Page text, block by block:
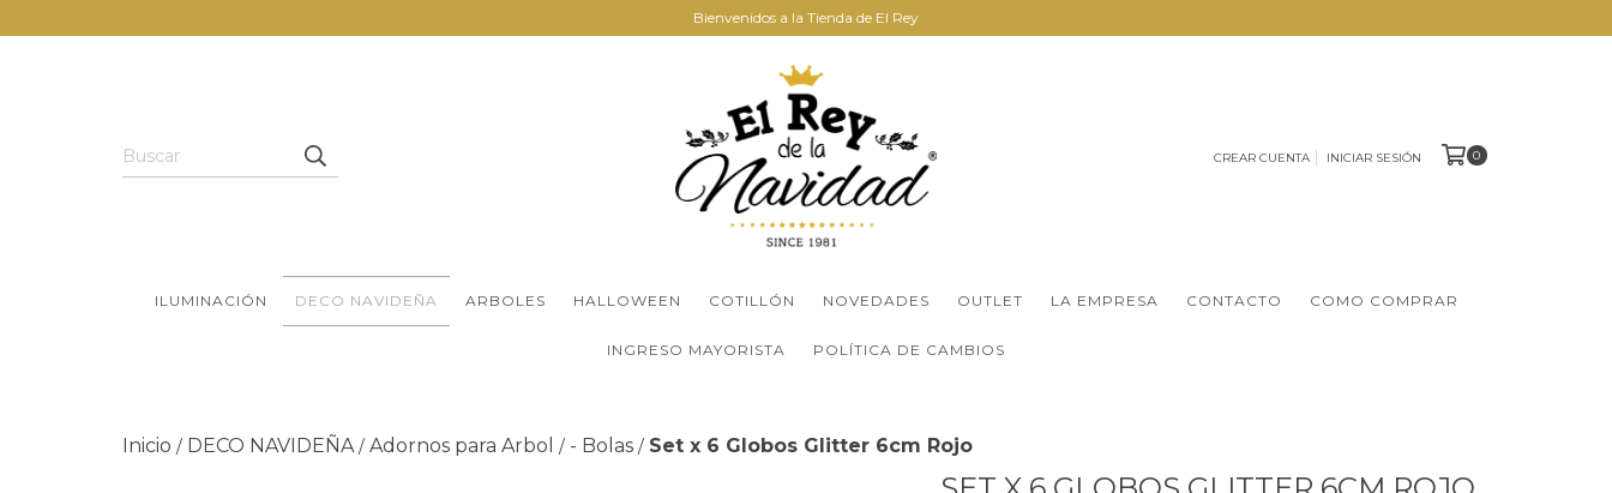
Bienvenidos a la Tienda de El Rey
CREAR CUENTA INICIAR SESIÓN 0
ILUMINACIÓN DECO NAVIDEÑA ARBOLES HALLOWEEN COTILLÓN NOVEDADES OUTLET LA EMPRESA CONTACTO COMO COMPRAR
INGRESO MAYORISTA POLÍTICA DE CAMBIOS
Inicio / DECO NAVIDEÑA / Adornos para Arbol / - Bolas / Set x 6 Globos Glitter 6cm Rojo